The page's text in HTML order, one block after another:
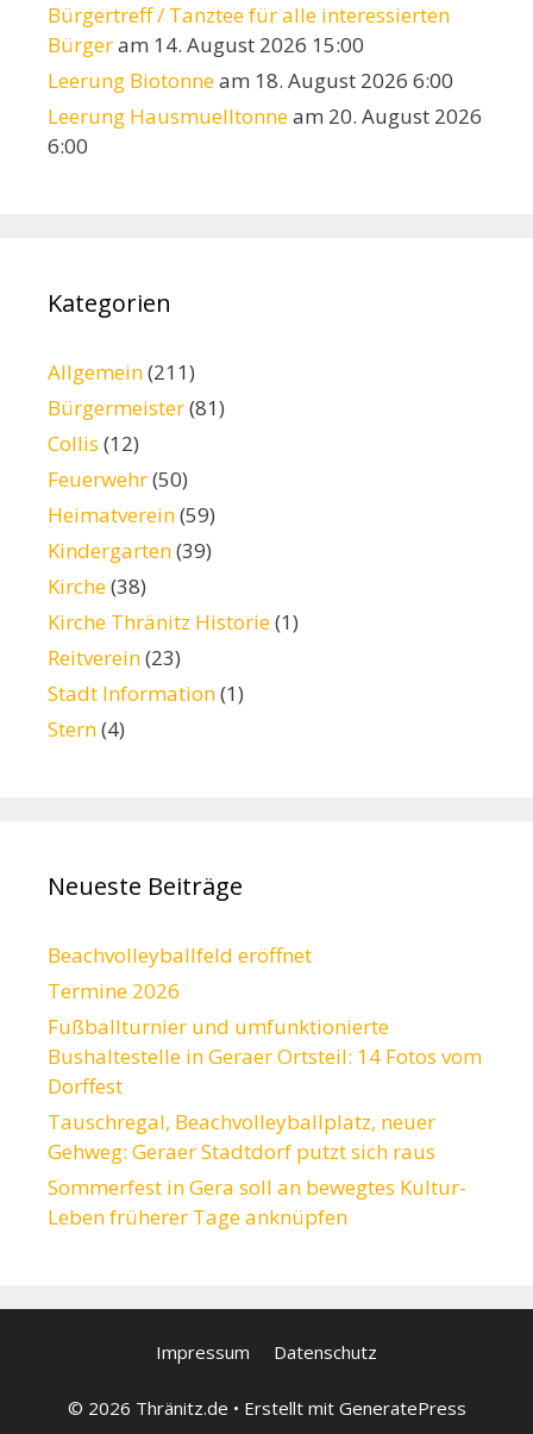
Bürgertreff / Tanztee für alle interessierten
Bürgeram 14. August 2026 15:00
Leerung Biotonneam 18. August 2026 6:00
Leerung Hausmuelltonneam 20. August 2026
6:00
Kategorien
Allgemein(211)
Bürgermeister(81)
Collis (12)
Feuerwehr(50)
Heimatverein(59)
Kindergarten(39)
Kirche(38)
Kirche Thränitz Historie(1)
Reitverein(23)
Stadt Information(1)
Stern(4)
Neueste Beiträge
Beachvolleyballfeld eröffnet
Termine 2026
Fußballturnier und umfunktionierte
Bushaltestelle in Geraer Ortsteil: 14 Fotos vom
Dorffest
Tauschregal, Beachvolleyballplatz, neuer
Gehweg: Geraer Stadtdorf putzt sich raus
Sommerfest in Gera soll an bewegtes Kultur-
Leben früherer Tage anknüpfen
Impressum Datenschutz
© 2026 Thränitz.de • Erstellt mit GeneratePress